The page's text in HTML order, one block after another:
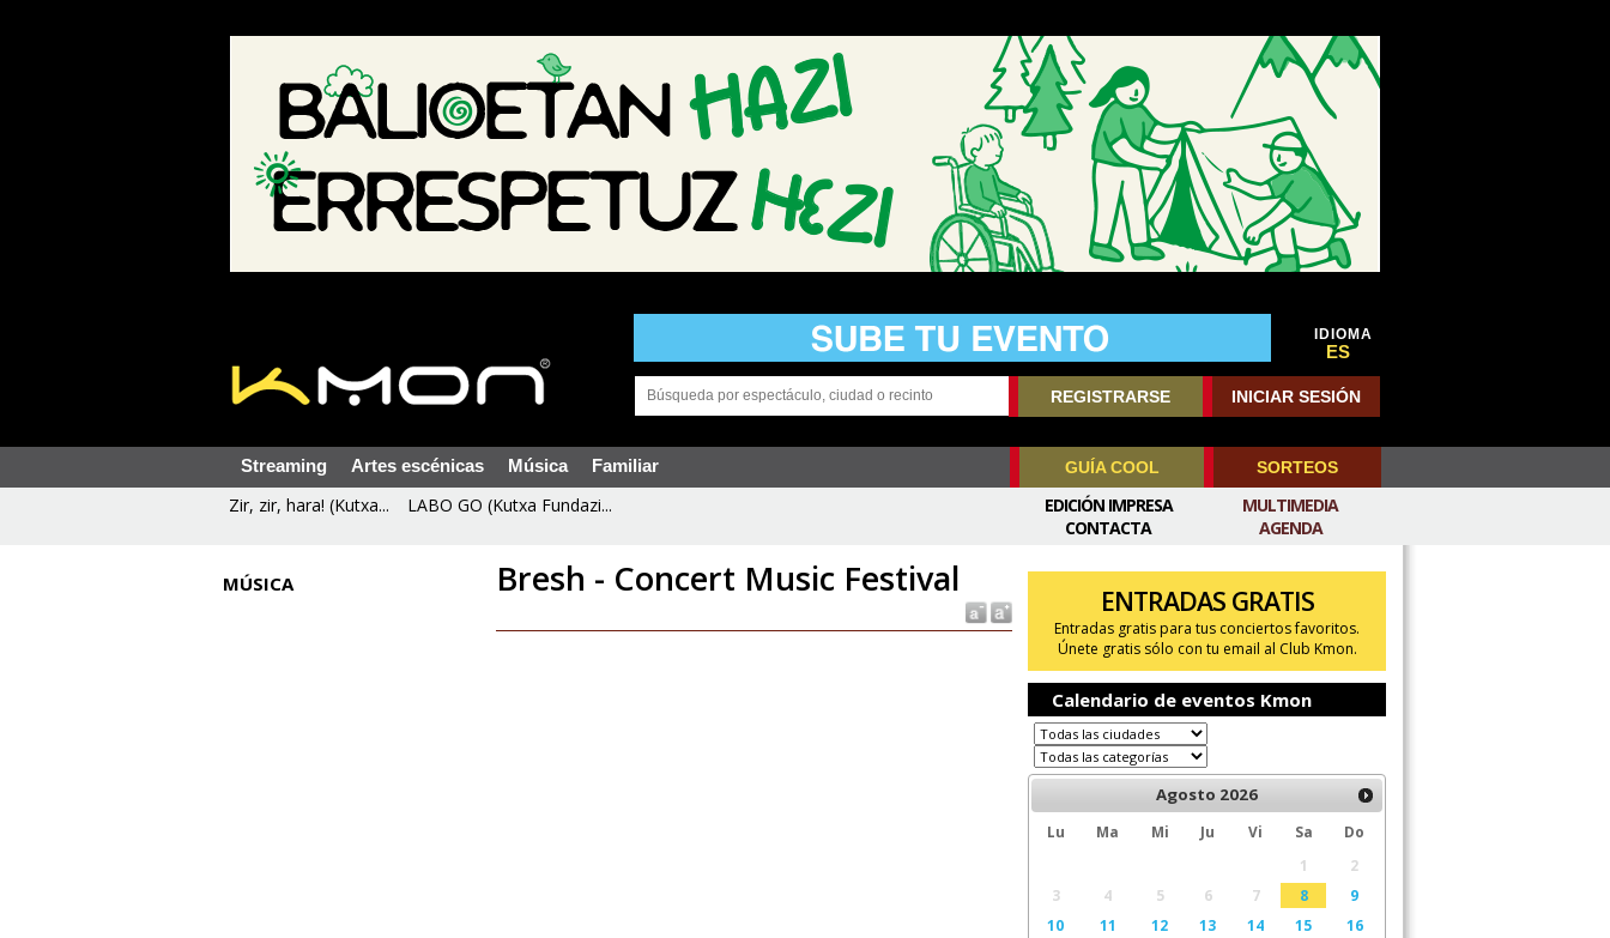
IDIOMA
ES
REGISTRARSE INICIAR SESIÓN
Streaming Artes escénicas Música Familiar GUÍA COOL SORTEOS
Zir, zir, hara! (Kutxa... LABO GO (Kutxa Fundazi...
MULTIMEDIA
AGENDA
EDICIÓN IMPRESA
CONTACTA
MÚSICA Bresh - Concert Music Festival
ENTRADAS GRATIS
Entradas gratis para tus conciertos favoritos.
Únete gratis sólo con tu email al Club Kmon.
Calendario de eventos Kmon
Agosto 2026
Lu Ma Mi Ju Vi Sa
Do
1
2
3
4 5 6 7 8
9
10
11 12 13 14 15
16